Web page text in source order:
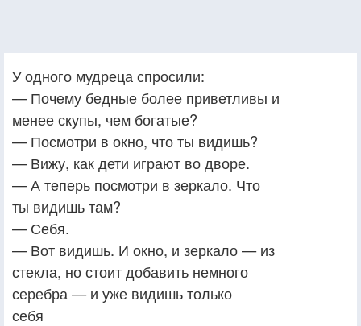
У одного мудреца спросили:
— Почему бедные более приветливы и
менее скупы, чем богатые?
— Посмотри в окно, что ты видишь?
— Вижу, как дети играют во дворе.
— А теперь посмотри в зеркало. Что
ты видишь там?
— Себя.
— Вот видишь. И окно, и зеркало — из
стекла, но стоит добавить немного
серебра — и уже видишь только
себя